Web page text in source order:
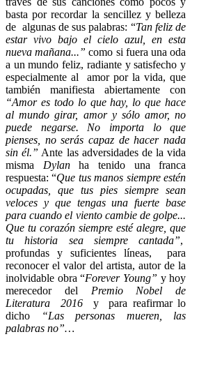
basta por recordar la sencillez y belleza
de algunas de sus palabras: “Tan feliz de
estar vivo bajo el cielo azul, en esta
nueva mañana...” como si fuera una oda
a un mundo feliz, radiante y satisfecho y
especialmente al amor por la vida, que
también manifiesta abiertamente con
“Amor es todo lo que hay, lo que hace
al mundo girar, amor y sólo amor, no
puede negarse. No importa lo que
pienses, no serás capaz de hacer nada
sin él.” Ante las adversidades de la vida
misma Dylanha tenido una franca
respuesta: “Que tus manos siempre estén
ocupadas, que tus pies siempre sean
veloces y que tengas una fuerte base
para cuando el viento cambie de golpe...
Que tu corazón siempre esté alegre, que
tu historia sea siempre cantada”,
profundas y suficientes líneas, para
reconocer el valor del artista, autor de la
inolvidable obra “Forever Young” y hoy
merecedor del Premio Nobel de
Literatura 2016y para reafirmar lo
dicho
“Las personas mueren, las
palabras no”…